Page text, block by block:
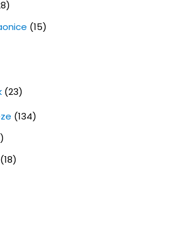
(15)
(23)
(134)